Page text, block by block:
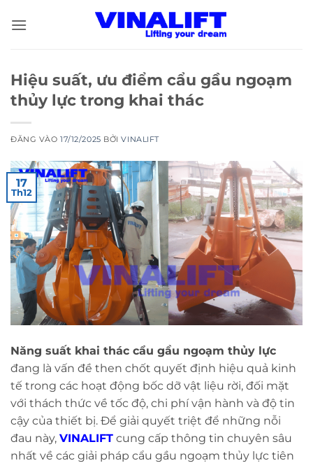
qua
Hiệu suất, ưu điểm cẩu gầu ngoạm
thủy lực trong khai thác
ĐĂNG VÀO17/12/2025 BỞIVINALIFT
17
Th12
Năng suất khai thác cẩu gầu ngoạm thủy lực
đang là vấn đề then chốt quyết định hiệu quả kinh
tế trong các hoạt động bốc dỡ vật liệu rời, đối mặt
với thách thức về tốc độ, chi phí vận hành và độ tin
cậy của thiết bị. Để giải quyết triệt để những nỗi
đau này, VINALIFT cung cấp thông tin chuyên sâu
nhất về các giải pháp cẩu gầu ngoạm thủy lực tiên